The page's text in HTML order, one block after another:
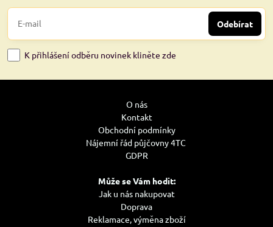
Odebírat
K přihlášení odběru novinek kliněte zde
O nás
Kontakt
Obchodní podmínky
Nájemní řád půjčovny 4TC
GDPR
Může se Vám hodit:
Jak u nás nakupovat
Doprava
Reklamace, výměna zboží